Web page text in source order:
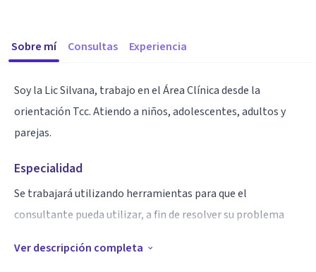
Sobre mí Consultas Experiencia
Soy la Lic Silvana, trabajo en el Área Clínica desde la
orientación Tcc. Atiendo a niños, adolescentes, adultos y
parejas.
Especialidad
Se trabajará utilizando herramientas para que el
consultante pueda utilizar, a fin de resolver su problema
Aptitudes
Ver descripción completa